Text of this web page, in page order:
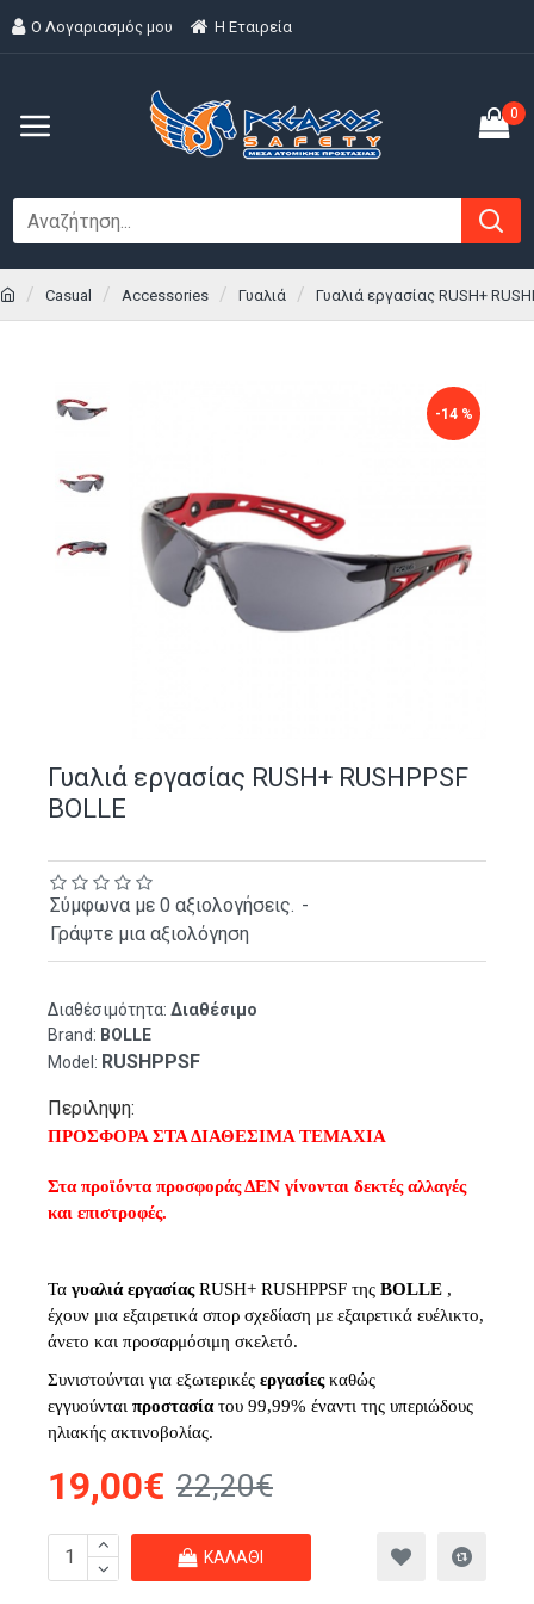
Ο Λογαριασμός μου H Εταιρεία
0
Casual Accessories Γυαλιά Γυαλιά εργασίας RUSH+
-14 %
Γυαλιά εργασίας RUSH+ RUSHPPSF
BOLLE
Διαθέσιμότητα: Διαθέσιμο
Brand: BOLLE
Model: RUSHPPSF
Σύμφωνα με 0 αξιολογήσεις. -
Γράψτε μια αξιολόγηση
Περιληψη:
ΠΡΟΣΦΟΡΑ ΣΤΑ ΔΙΑΘΕΣΙΜΑ ΤΕΜΑΧΙΑ
Στα προϊόντα προσφοράς ΔΕΝ γίνονται δεκτές αλλαγές
και επιστροφές.
Τα γυαλιά εργασίαςRUSH+ RUSHPPSF της BOLLE ,
έχουν μια εξαιρετικά σπορ σχεδίαση με εξαιρετικά ευέλικτο,
άνετο και προσαρμόσιμη σκελετό.
Συνιστούνται για εξωτερικές εργασίεςκαθώς
εγγυούνται προστασίατου 99,99% έναντι της υπεριώδους
ηλιακής ακτινοβολίας.
19,00€ 22,20€
ΚΑΛΆΘΙ